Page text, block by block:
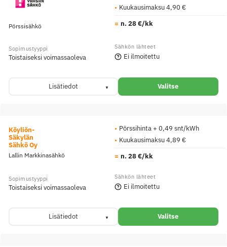
Pörssisähkö
Kuukausimaksu 4,90 €
n. 28 €/kk
Toistaiseksi voimassaoleva Ei ilmoitettu
Lisätiedot Valitse
Köyliön-
Säkylän
Sähkö Oy
Lallin Markkinasähkö
Pörssihinta + 0,49 snt/kWh
Kuukausimaksu 4,89 €
n. 28 €/kk
Toistaiseksi voimassaoleva Ei ilmoitettu
Lisätiedot Valitse